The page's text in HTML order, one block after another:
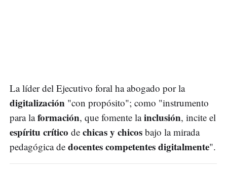
La líder del Ejecutivo foral ha abogado por la
digitalización "con propósito"; como "instrumento
para laformación, que fomente lainclusión, incite el
espíritu crítico de chicas y chicos bajo la mirada
pedagógica de docentes competentes digitalmente".